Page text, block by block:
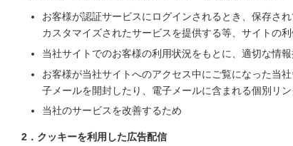
お客様が認証サービスにログインされるとき、保存さ
カスタマイズされたサービスを提供する等、サイトの
当社サイトでのお客様の利用状況をもとに、適切な情
お客様が当社サイトへのアクセス中にご覧になった当
子メールを開封したり、電子メールに含まれる個別リ
当社のサービスを改善するため
2．クッキーを利用した広告配信